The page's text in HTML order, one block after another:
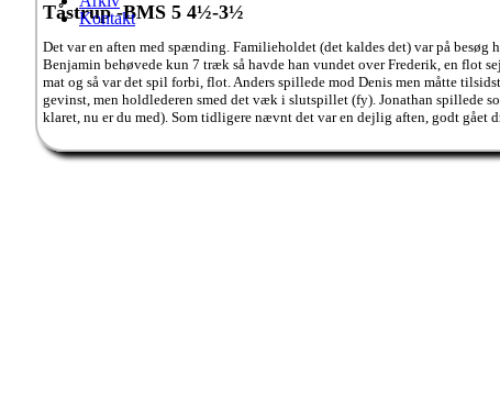
Kontakt
Tåstrup -BMS 5 4½-3½
Det var en aften med spænding. Familieholdet (det kaldes det) var på besøg
Benjamin behøvede kun 7 træk så havde han vundet over Frederik, en flot
mat og så var det spil forbi, flot. Anders spillede mod Denis men måtte
gevinst, men holdlederen smed det væk i slutspillet (fy). Jonathan spillede
klaret, nu er du med). Som tidligere nævnt det var en dejlig aften, godt gået